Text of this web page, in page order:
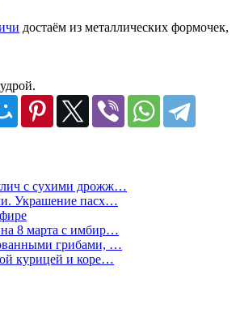
достаём из металлических формочек,
с сухими дрожж…
Украшение пасх…
8 марта с имбир…
грибами, …
курицей и коре…